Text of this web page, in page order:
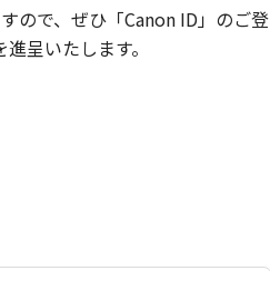
ので、ぜひ「Canon ID」のご登
呈いたします。